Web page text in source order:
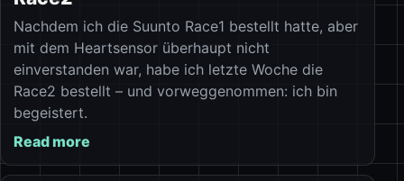
Nachdem ich die Suunto Race1 bestellt hatte, aber
mit dem Heartsensor überhaupt nicht
einverstanden war, habe ich letzte Woche die
Race2 bestellt – und vorweggenommen: ich bin
begeistert.
Read more